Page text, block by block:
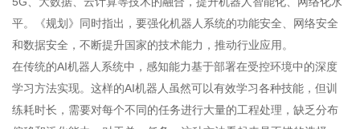
平。《规划》同时指出，要强化机器人系统的功能安全、网络安全
和数据安全，不断提升国家的技术能力，推动行业应用。
在传统的AI机器人系统中，感知能力基于部署在受控环境中的深度
学习方法实现。这样的AI机器人虽然可以有效学习各种技能，但训
练耗时长，需要对每个不同的任务进行大量的工程处理，缺乏分布